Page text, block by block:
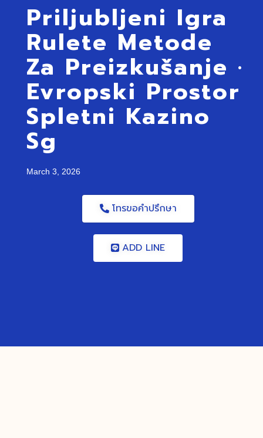
Priljubljeni Igra
Rulete Metode
Za Preizkušanje ·
Evropski Prostor
Spletni Kazino
Sg
March 3, 2026
โทรขอคำปรึกษา
ADD LINE